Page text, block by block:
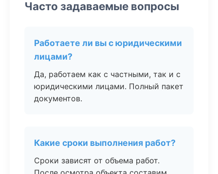
Часто задаваемые вопросы
Работаете ли вы с юридическими
лицами?
Да, работаем как с частными, так и с
юридическими лицами. Полный пакет
документов.
Какие сроки выполнения работ?
Сроки зависят от объема работ.